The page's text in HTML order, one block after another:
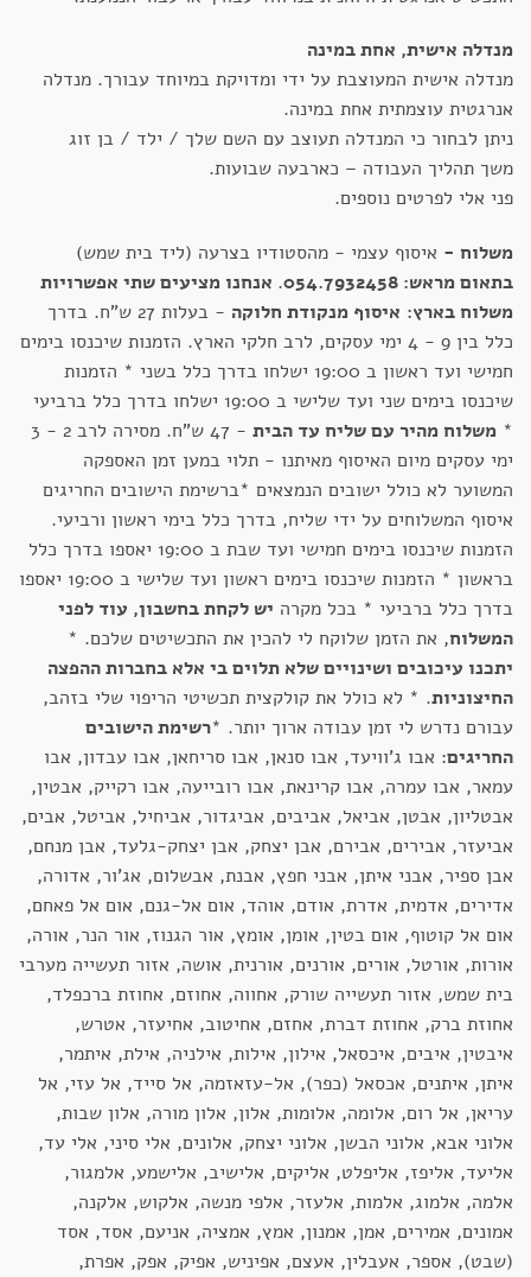
מנדלה אישית, אחת במינה
מנדלה אישית המעוצבת על ידי ומדויקת במיוחד עבורך. מנדלה
אנרגטית עוצמתית אחת במינה.
ניתן לבחור כי המנדלה תעוצב עם השם שלך / ילד / בן זוג
משך תהליך העבודה – כארבעה שבועות.
פני אלי לפרטים נוספים.
משלוח - איסוף עצמי - מהסטודיו בצרעה (ליד בית שמש)
בתאום מראש: 054.7932458
. אנחנו מציעים שתי אפשרויות
משלוח בארץ: איסוף מנקודת חלוקה
- בעלות 27 ש"ח. בדרך
כלל בין 9 - 4 ימי עסקים, לרב חלקי הארץ. הזמנות שיכנסו בימים
חמישי ועד ראשון ב 19:00 ישלחו בדרך כלל בשני * הזמנות
שיכנסו בימים שני ועד שלישי ב 19:00 ישלחו בדרך כלל ברביעי
* משלוח מהיר עם שליח עד הבית
- 47 ש"ח. מסירה לרב 2 - 3
ימי עסקים מיום האיסוף מאיתנו - תלוי במען זמן האספקה
המשוער לא כולל ישובים הנמצאים *ברשימת הישובים החריגים
איסוף המשלוחים על ידי שליח, בדרך כלל בימי ראשון ורביעי.
הזמנות שיכנסו בימים חמישי ועד שבת ב 19:00 יאספו בדרך כלל
בראשון * הזמנות שיכנסו בימים ראשון ועד שלישי ב 19:00 יאספו
בדרך כלל ברביעי * בכל מקרה יש לקחת בחשבון, עוד לפני
המשלוח, את הזמן שלוקח לי להכין את התכשיטים שלכם. *
יתכנו עיכובים ושינויים שלא תלוים בי אלא בחברות ההפצה
החיצוניות. * לא כולל את קולקצית תכשיטי הריפוי שלי בזהב,
עבורם נדרש לי זמן עבודה ארוך יותר. *רשימת הישובים
החריגים: אבו ג'וויעד, אבו סנאן, אבו סריחאן, אבו עבדון, אבו
עמאר, אבו עמרה, אבו קרינאת, אבו רובייעה, אבו רקייק, אבטין,
אבטליון, אבטן, אביאל, אביבים, אביגדור, אביחיל, אביטל, אבים,
אביעזר, אבירים, אבירם, אבן יצחק, אבן יצחק-גלעד, אבן מנחם,
אבן ספיר, אבני איתן, אבני חפץ, אבנת, אבשלום, אג'ור, אדורה,
אדירים, אדמית, אדרת, אודם, אוהד, אום אל-גנם, אום אל פאחם,
אום אל קוטוף, אום בטין, אומן, אומץ, אור הגנוז, אור הנר, אורה,
אורות, אורטל, אורים, אורנים, אורנית, אושה, אזור תעשייה מערבי
בית שמש, אזור תעשייה שורק, אחווה, אחוזם, אחוזת ברכפלד,
אחוזת ברק, אחוזת דברת, אחזם, אחיטוב, אחיעזר, אטרש,
איבטין, איבים, איכסאל, אילון, אילות, אילניה, אילת, איתמר,
איתן, איתנים, אכסאל (כפר), אל-עזאזמה, אל סייד, אל עזי, אל
עריאן, אל רום, אלומה, אלומות, אלון, אלון מורה, אלון שבות,
אלוני אבא, אלוני הבשן, אלוני יצחק, אלונים, אלי סיני, אלי עד,
אליעד, אליפז, אליפלט, אליקים, אלישיב, אלישמע, אלמגור,
אלמה, אלמוג, אלמות, אלעזר, אלפי מנשה, אלקוש, אלקנה,
אמונים, אמירים, אמן, אמנון, אמץ, אמציה, אניעם, אסד, אסד
(שבט), אספר, אעבלין, אעצם, אפיניש, אפיק, אפק, אפרת,